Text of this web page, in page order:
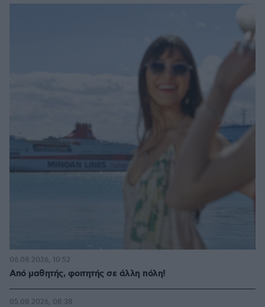
Από μαθητής, φοιτητής σε άλλη πόλη!
06.08.2026, 10:52
05.08.2026, 08:38